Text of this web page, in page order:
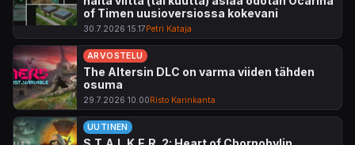
of Timen uusioversiossa kokevani
30.7.2026 15.17 Petri Kataja
ARVOSTELU
The Altersin DLC on varma viiden tähden
osuma
29.7.2026 10.00 Risto Karinkanta
UUTINEN